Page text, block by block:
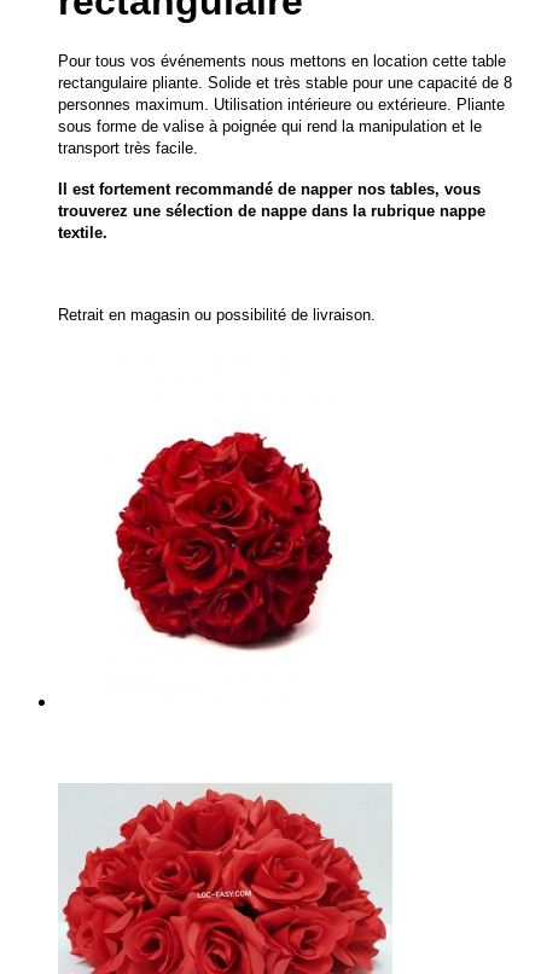
Pour tous vos événements nous mettons en location cette table
rectangulaire pliante. Solide et très stable pour une capacité de 8
personnes maximum. Utilisation intérieure ou extérieure. Pliante
sous forme de valise à poignée qui rend la manipulation et le
transport très facile.
Il est fortement recommandé de napper nos tables, vous
trouverez une sélection de nappe dans la rubrique nappe
textile.
Retrait en magasin ou possibilité de livraison.